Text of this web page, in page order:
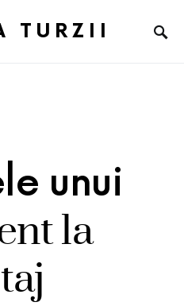
TURZII
unui
la